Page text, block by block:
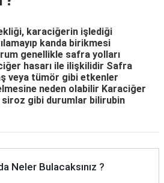
karaciğerin işlediği
kanda birikmesi
genellikle safra yolları
hasarı ile ilişkilidir Safra
veya tümör gibi etkenler
neden olabilir Karaciğer
siroz gibi durumlar bilirubin
Neler Bulacaksınız ?